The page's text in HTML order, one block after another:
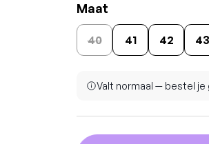
Maat
40 41 42 43
Valt normaal — bestel